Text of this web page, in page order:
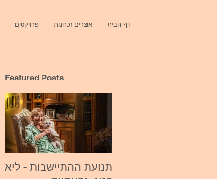
דף הבית אוצרים זכרונות פרויקטים
Featured Posts
תנועת ההתיישבות - ליא